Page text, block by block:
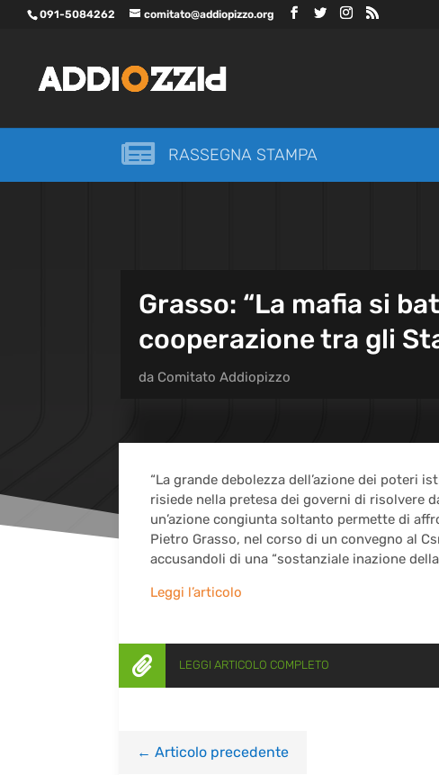
091-5084262 comitato@addiopizzo.org
 RASSEGNA STAMPA
Grasso: “La mafia si
cooperazione tra gli
da Comitato Addiopizzo
“La grande debolezza dell’azione dei
risiede nella pretesa dei governi di risolvere
un’azione congiunta soltanto permette di
Pietro Grasso, nel corso di un convegno al
accusandoli di una “sostanziale inazione
Leggi l’articolo
 LEGGI ARTICOLO COMPLETO
← Articolo precedente